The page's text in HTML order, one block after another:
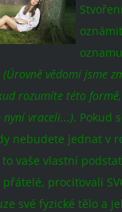
(Úrovně vědomí jsme
rozumíte této
vraceli...). Pokud
nebudete jednat v
vaše vlastní
prociťovali
své fyzické tělo a